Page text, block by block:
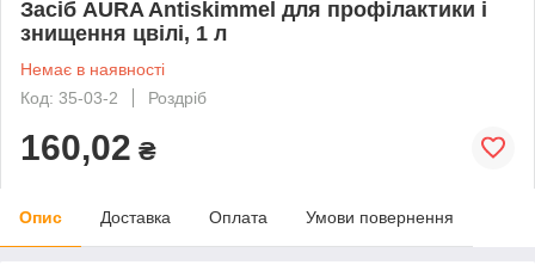
Засіб AURA Antiskimmel для профілактики і
знищення цвілі, 1 л
Немає в наявності
Код: 35-03-2
Роздріб
160,02 ₴
Опис Доставка Оплата Умови повернення